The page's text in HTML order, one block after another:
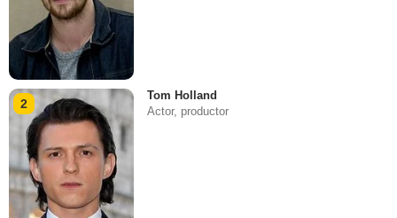
2
Tom Holland
Actor, productor